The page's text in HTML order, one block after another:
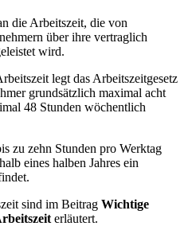
die Arbeitszeit, die von
über ihre vertraglich
wird.
legt das Arbeitszeitgesetz
grundsätzlich maximal acht
48 Stunden wöchentlich
zu zehn Stunden pro Werktag
eines halben Jahres ein
sind im Beitrag Wichtige
erläutert.